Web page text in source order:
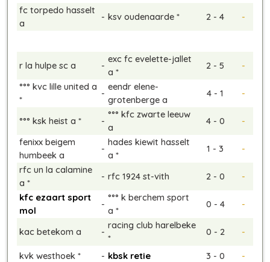
fc torpedo hasselt
a
- ksv oudenaarde * 2 - 4 -
r la hulpe sc a -
exc fc evelette-jallet
a *
2 - 5
-
°°° kvc lille united a
*
-
eendr elene-
grotenberge a
4 - 1 -
°°° ksk heist a * -
°°° kfc zwarte leeuw
a
4 - 0
-
fenixx beigem
humbeek a
-
hades kiewit hasselt
a *
1 - 3
-
rfc un la calamine
a *
- rfc 1924 st-vith 2 - 0
-
kfc ezaart sport
mol
-
°°° k berchem sport
a *
0 - 4 -
kac betekom a -
racing club harelbeke
*
0 - 2 -
kvk westhoek * - kbsk retie 3 - 0
-